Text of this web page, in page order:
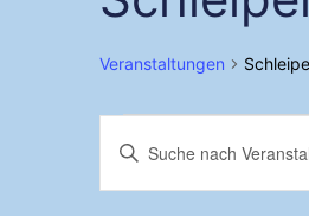
Veranstaltungen
Bitte